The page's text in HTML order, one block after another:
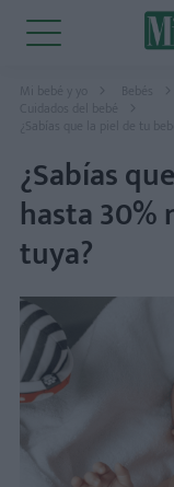
Mi bebé y yo Bebés
¿Sabías que la piel de tu
¿Sabías
hasta 30%
tuya?